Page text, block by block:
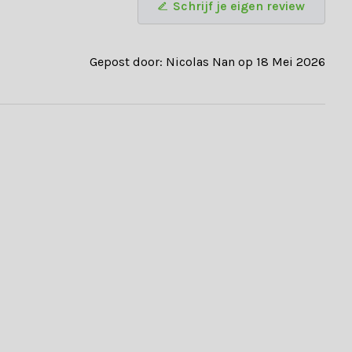
loungestoelen . Profiteer daarnaast ook van:
Schrijf je eigen review
Gepost door: Nicolas Nan op 18 Mei 2026